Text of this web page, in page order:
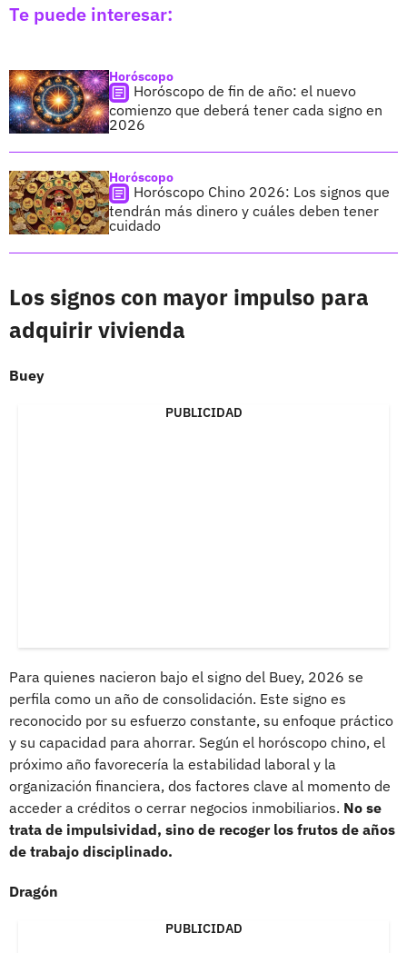
Te puede interesar:
Horóscopo
Horóscopo de fin de año: el nuevo
comienzo que deberá tener cada signo en
2026
Horóscopo
Horóscopo Chino 2026: Los signos que
tendrán más dinero y cuáles deben tener
cuidado
Los signos con mayor impulso para
adquirir vivienda
Buey
PUBLICIDAD
Para quienes nacieron bajo el signo del Buey, 2026 se
perfila como un año de consolidación. Este signo es
reconocido por su esfuerzo constante, su enfoque práctico
y su capacidad para ahorrar. Según el horóscopo chino, el
próximo año favorecería la estabilidad laboral y la
organización financiera, dos factores clave al momento de
acceder a créditos o cerrar negocios inmobiliarios. No se
trata de impulsividad, sino de recoger los frutos de años
de trabajo disciplinado.
Dragón
PUBLICIDAD